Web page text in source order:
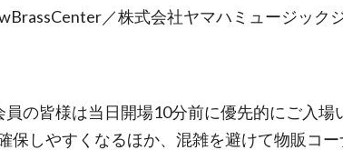
／株式会社ヤマハミュージック
員の皆様は当日開場10分前に優先的にご入場
保しやすくなるほか、混雑を避けて物販コー